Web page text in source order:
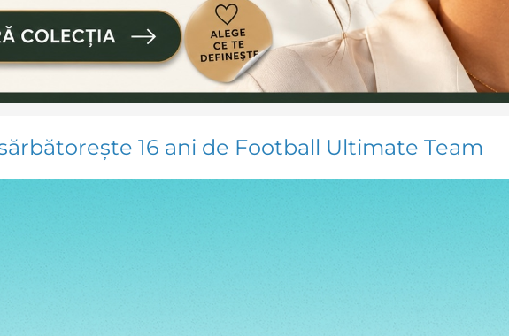
sărbătorește 16 ani de Football Ultimate Team